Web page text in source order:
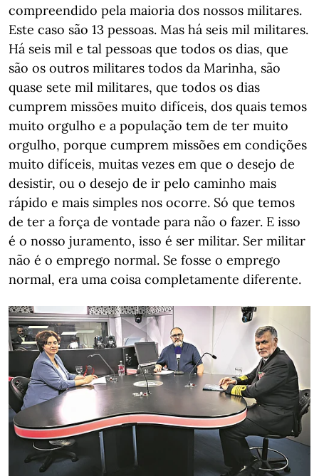
compreendido pela maioria dos nossos militares.
Este caso são 13 pessoas. Mas há seis mil militares.
Há seis mil e tal pessoas que todos os dias, que
são os outros militares todos da Marinha, são
quase sete mil militares, que todos os dias
cumprem missões muito difíceis, dos quais temos
muito orgulho e a população tem de ter muito
orgulho, porque cumprem missões em condições
muito difíceis, muitas vezes em que o desejo de
desistir, ou o desejo de ir pelo caminho mais
rápido e mais simples nos ocorre. Só que temos
de ter a força de vontade para não o fazer. E isso
é o nosso juramento, isso é ser militar. Ser militar
não é o emprego normal. Se fosse o emprego
normal, era uma coisa completamente diferente.